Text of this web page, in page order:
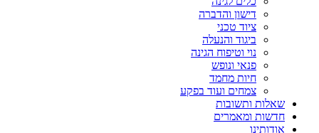
דישון והדברה
ציוד טכני
ביגוד והנעלה
נוי וטיפוח הגינה
פנאי ונופש
חיות מחמד
צמחים ועוד בפקע
שאלות ותשובות
חדשות ומאמרים
אודותינו